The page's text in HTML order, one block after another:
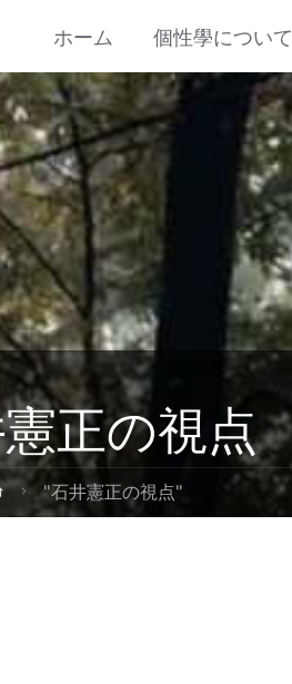
コ
ン
テ
ン
ツ
に
ス
ホーム 個性學について
正の視点
ホ
ー
"石井憲正の視点"